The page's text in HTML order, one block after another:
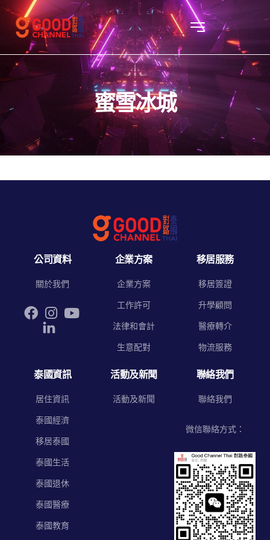
蜜雪冰城
公司資料
關於我們
企業方案
企業方案
工作許可
法律和會計
生意配對
移居服務
移居簽證
升學顧問
醫療轉介
物流服務
泰國資訊
居住資訊
泰國經濟
移居泰國
泰國生活
泰國退休
泰國醫療
泰國教育
活動及新聞
活動及新聞
聯絡我們
聯絡我們
微信聯絡方式：